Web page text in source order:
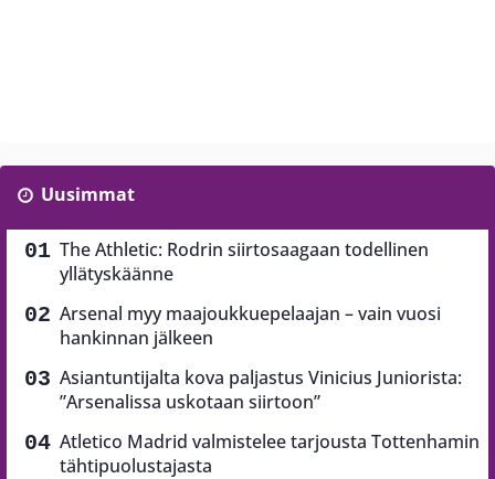
Uusimmat
The Athletic: Rodrin siirtosaagaan todellinen
yllätyskäänne
Arsenal myy maajoukkuepelaajan – vain vuosi
hankinnan jälkeen
Asiantuntijalta kova paljastus Vinicius Juniorista:
”Arsenalissa uskotaan siirtoon”
Atletico Madrid valmistelee tarjousta Tottenhamin
tähtipuolustajasta